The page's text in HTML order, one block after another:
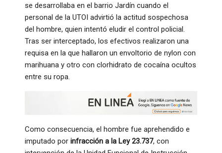
se desarrollaba en el barrio Jardín cuando el
personal de la UTOI advirtió la actitud sospechosa
del hombre, quien intentó eludir el control policial.
Tras ser interceptado, los efectivos realizaron una
requisa en la que hallaron un envoltorio de nylon con
marihuana y otro con clorhidrato de cocaína ocultos
entre su ropa.
Como consecuencia, el hombre fue aprehendido e
imputado por infracción a la Ley 23.737, con